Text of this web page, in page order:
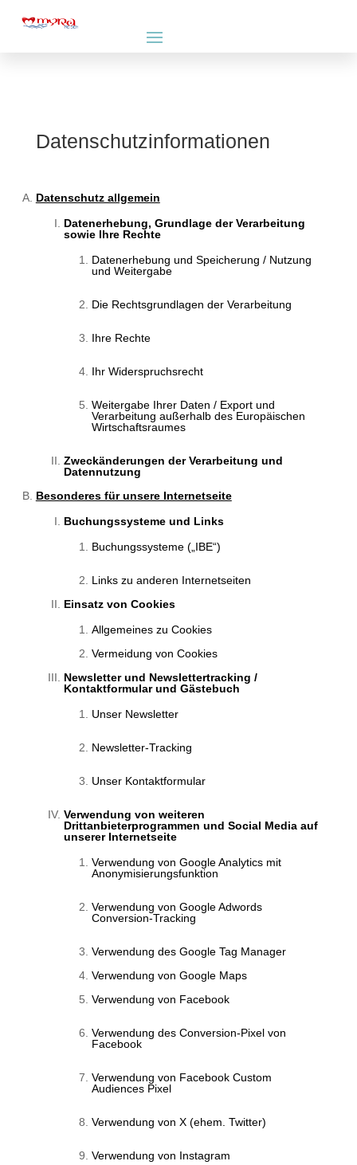
Datenschutzinformationen
Datenschutz allgemein
Datenerhebung, Grundlage der Verarbeitung
sowie Ihre Rechte
Datenerhebung und Speicherung / Nutzung
und Weitergabe
Die Rechtsgrundlagen der Verarbeitung
Ihre Rechte
Ihr Widerspruchsrecht
Weitergabe Ihrer Daten / Export und
Verarbeitung außerhalb des Europäischen
Wirtschaftsraumes
Zweckänderungen der Verarbeitung und
Datennutzung
Besonderes für unsere Internetseite
Buchungssysteme und Links
Buchungssysteme („IBE“)
Links zu anderen Internetseiten
Einsatz von Cookies
Allgemeines zu Cookies
Vermeidung von Cookies
Newsletter und Newslettertracking /
Kontaktformular und Gästebuch
Unser Newsletter
Newsletter-Tracking
Unser Kontaktformular
Verwendung von weiteren
Drittanbieterprogrammen und Social Media auf
unserer Internetseite
Verwendung von Google Analytics mit
Anonymisierungsfunktion
Verwendung von Google Adwords
Conversion-Tracking
Verwendung des Google Tag Manager
Verwendung von Google Maps
Verwendung von Facebook
Verwendung des Conversion-Pixel von
Facebook
Verwendung von Facebook Custom
Audiences Pixel
Verwendung von X (ehem. Twitter)
Verwendung von Instagram